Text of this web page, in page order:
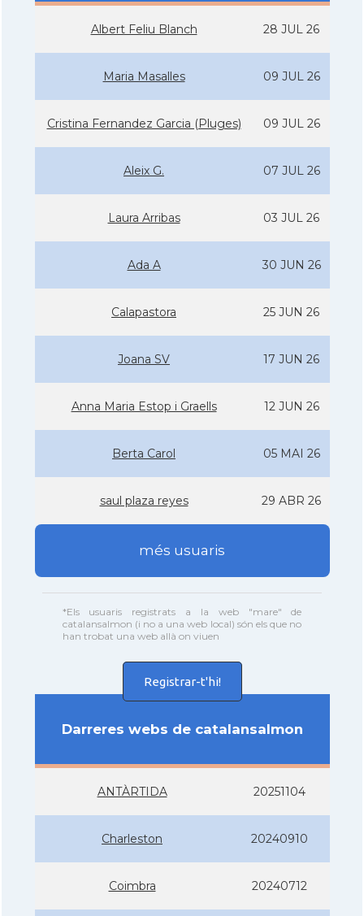
Albert Feliu Blanch 28 JUL 26
Maria Masalles 09 JUL 26
Cristina Fernandez Garcia (Pluges) 09 JUL 26
Aleix G. 07 JUL 26
Laura Arribas 03 JUL 26
Ada A 30 JUN 26
Calapastora 25 JUN 26
Joana SV 17 JUN 26
Anna Maria Estop i Graells 12 JUN 26
Berta Carol 05 MAI 26
saul plaza reyes 29 ABR 26
més usuaris
*Els usuaris registrats a la web "mare" de
catalansalmon (i no a una web local) són els que no
han trobat una web allà on viuen
Registrar-t'hi!
Darreres webs de catalansalmon
ANTÀRTIDA 20251104
Charleston 20240910
Coimbra 20240712